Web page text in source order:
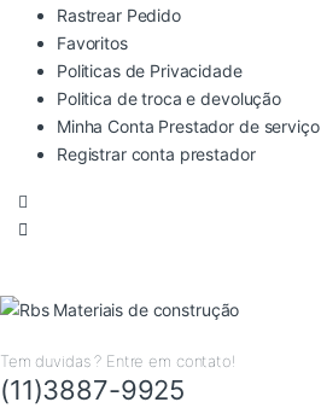
Rastrear Pedido
Favoritos
Politicas de Privacidade
Politica de troca e devolução
Minha Conta Prestador de serviço
Registrar conta prestador
Tem duvidas ? Entre em contato!
(11)3887-9925